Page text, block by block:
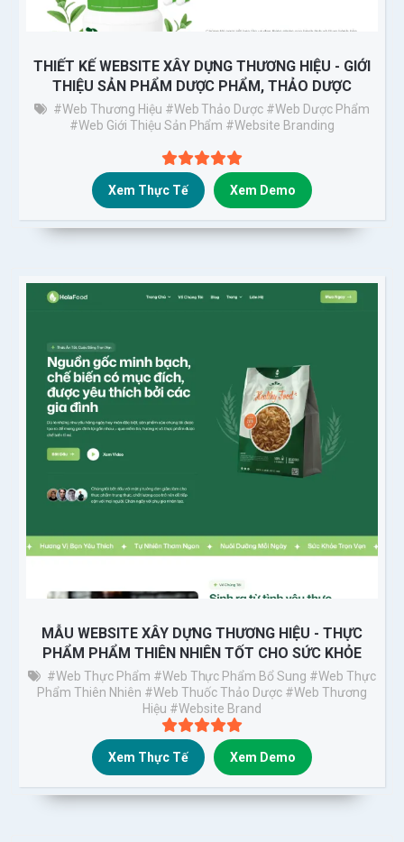
THIẾT KẾ WEBSITE XÂY DỰNG THƯƠNG HIỆU - GIỚI
THIỆU SẢN PHẨM DƯỢC PHẨM, THẢO DƯỢC
#Web Thương Hiệu #Web Thảo Dược #web Dược Phẩm
#web Giới Thiệu Sản Phẩm #Website Branding
Xem Thực Tế Xem Demo
MẪU WEBSITE XÂY DỰNG THƯƠNG HIỆU - THỰC
PHẨM PHẨM THIÊN NHIÊN TỐT CHO SỨC KHỎE
#Web Thực Phẩm #Web Thực Phẩm Bổ Sung #web Thực
Phẩm Thiên Nhiên #web Thuốc Thảo Dược #web Thương
Hiệu #Website Brand
Xem Thực Tế Xem Demo